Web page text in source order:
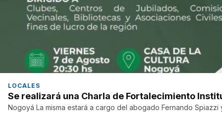
LOCALES
Se realizará una Charla de Fortalecimiento
Nogoyá La misma estará a cargo del abogado Fernando